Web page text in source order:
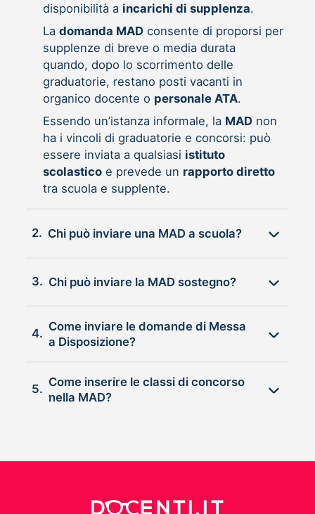
disponibilità a incarichi di supplenza.
La domanda MADconsente di proporsi per
supplenze di breve o media durata
quando, dopo lo scorrimento delle
graduatorie, restano posti vacanti in
organico docente o personale ATA.
Essendo un’istanza informale, la MADnon
ha i vincoli di graduatorie e concorsi: può
essere inviata a qualsiasi istituto
scolasticoe prevede un rapporto diretto
tra scuola e supplente.
2. Chi può inviare una MAD a scuola?
3. Chi può inviare la MAD sostegno?
4.
Come inviare le domande di Messa
a Disposizione?
5.
Come inserire le classi di concorso
nella MAD?